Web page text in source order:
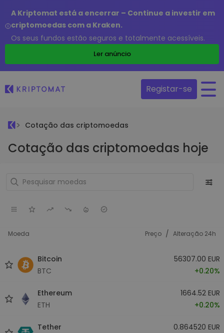
A Kriptomat está a encerrar – Continue a investir em
criptomoedas com a Kraken.
Os seus fundos estão seguros e totalmente acessíveis.
Ler anúncio
Registar-se
Cotação das criptomoedas
Cotação das criptomoedas hoje
Moeda Preço / Alteração 24h
Bitcoin
BTC
56307.00 EUR
+0.20%
Ethereum
ETH
1664.52 EUR
+0.20%
Tether
0.864520 EUR